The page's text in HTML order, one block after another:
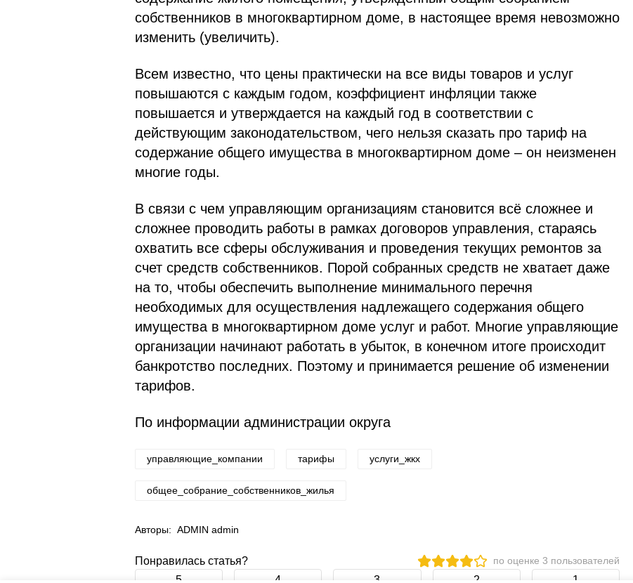
собственников в многоквартирном доме, в настоящее время невозможно
изменить (увеличить).
Всем известно, что цены практически на все виды товаров и услуг
повышаются с каждым годом, коэффициент инфляции также
повышается и утверждается на каждый год в соответствии с
действующим законодательством, чего нельзя сказать про тариф на
содержание общего имущества в многоквартирном доме – он неизменен
многие годы.
В связи с чем управляющим организациям становится всё сложнее и
сложнее проводить работы в рамках договоров управления, стараясь
охватить все сферы обслуживания и проведения текущих ремонтов за
счет средств собственников. Порой собранных средств не хватает даже
на то, чтобы обеспечить выполнение минимального перечня
необходимых для осуществления надлежащего содержания общего
имущества в многоквартирном доме услуг и работ. Многие управляющие
организации начинают работать в убыток, в конечном итоге происходит
банкротство последних. Поэтому и принимается решение об изменении
тарифов.
По информации администрации округа
управляющие_компании тарифы услуги_жкх
общее_собрание_собственников_жилья
Авторы: ADMIN admin
Понравилась статья? по оценке 3 пользователей
5 4 3 2 1